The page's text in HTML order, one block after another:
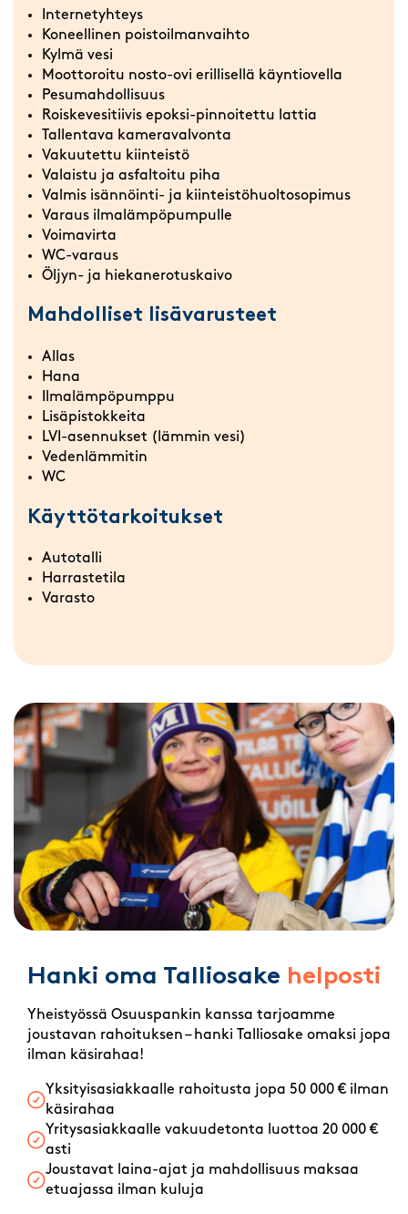
Internetyhteys
Koneellinen poistoilmanvaihto
Kylmä vesi
Moottoroitu nosto-ovi erillisellä käyntiovella
Pesumahdollisuus
Roiskevesitiivis epoksi-pinnoitettu lattia
Tallentava kameravalvonta
Vakuutettu kiinteistö
Valaistu ja asfaltoitu piha
Valmis isännöinti- ja kiinteistöhuoltosopimus
Varaus ilmalämpöpumpulle
Voimavirta
WC-varaus
Öljyn- ja hiekanerotuskaivo
Mahdolliset lisävarusteet
Allas
Hana
Ilmalämpöpumppu
Lisäpistokkeita
LVI-asennukset (lämmin vesi)
Vedenlämmitin
WC
Käyttötarkoitukset
Autotalli
Harrastetila
Varasto
Hanki oma Talliosake helposti
Yheistyössä Osuuspankin kanssa tarjoamme
joustavan rahoituksen – hanki Talliosake omaksi jopa
ilman käsirahaa!
Yksityisasiakkaalle rahoitusta jopa 50 000 € ilman
käsirahaa
Yritysasiakkaalle vakuudetonta luottoa 20 000 €
asti
Joustavat laina-ajat ja mahdollisuus maksaa
etuajassa ilman kuluja